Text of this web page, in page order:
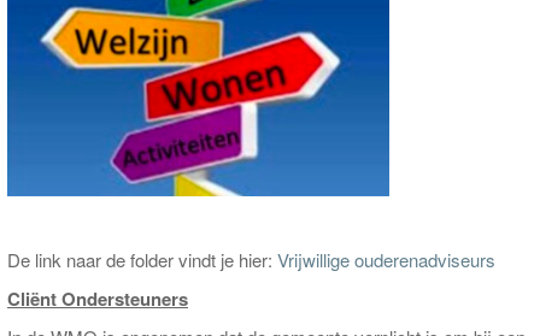
De link naar de folder vindt je hier: Vrijwillige ouderenadviseurs
Cliënt Ondersteuners